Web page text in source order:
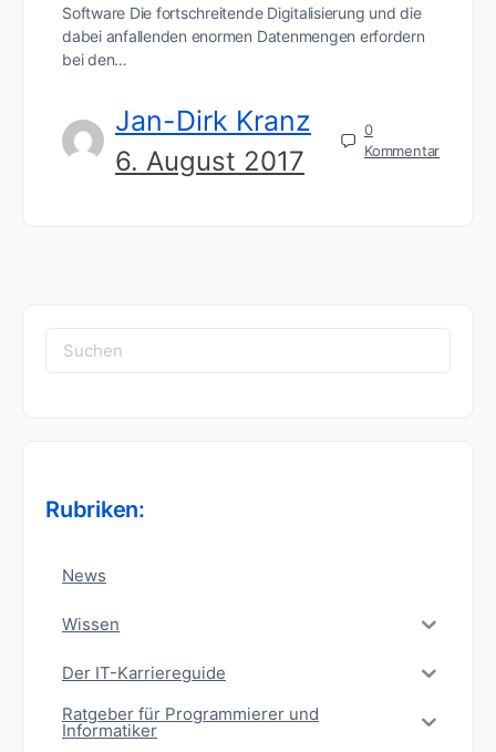
Software Die fortschreitende Digitalisierung und die
dabei anfallenden enormen Datenmengen erfordern
bei den…
Jan-Dirk Kranz
6. August 2017
0
Kommentar
Suchen
nach:
Rubriken:
News
Wissen
Der IT-Karriereguide
Ratgeber für Programmierer und
Informatiker